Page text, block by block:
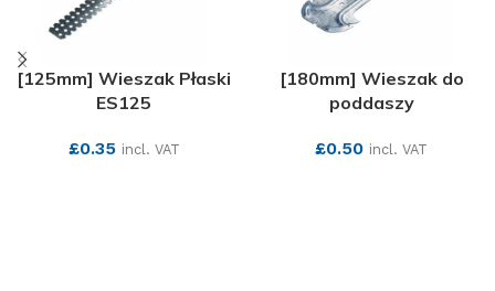
[125mm] Wieszak Płaski
ES125
£0.35 incl. VAT
[180mm] Wieszak do
poddaszy
£0.50 incl. VAT